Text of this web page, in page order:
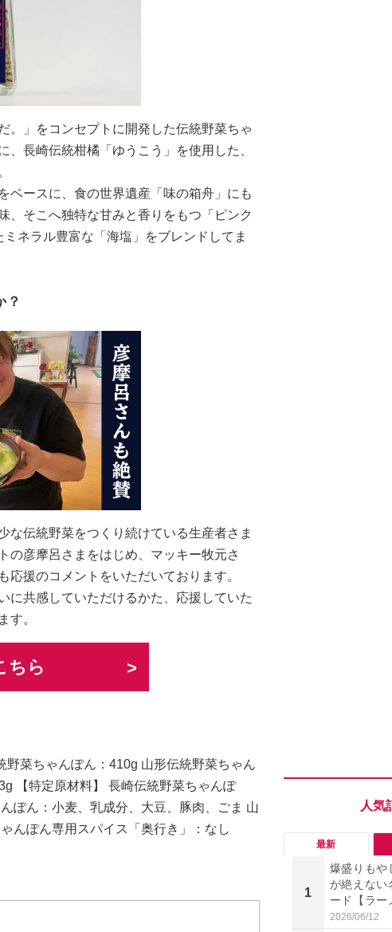
。」をコンセプトに開発した伝統野菜ちゃ
長崎伝統柑橘「ゆうこう」を使用した、
ベースに、食の世界遺産「味の箱舟」にも
、そこへ独特な甘みと香りをもつ「ピンク
ネラル豊富な「海塩」をブレンドしてま
？
な伝統野菜をつくり続けている生産者さま
の彦摩呂さまをはじめ、マッキー牧元さ
援のコメントをいただいております。
に共感していただけるかた、応援していた
す。
ちら
野菜ちゃんぽん：410g 山形伝統野菜ちゃん
【特定原材料】 長崎伝統野菜ちゃんぽ
ぽん：小麦、乳成分、大豆、豚肉、ごま 山
んぽん専用スパイス「奥行き」：なし
最新
1
爆盛りもや
が絶えない
ード【ラー
る？
2026/06/12